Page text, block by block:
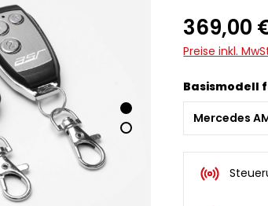
369,00
Preise inkl.
Basismodell